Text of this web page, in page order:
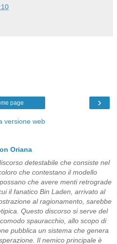
›
page
versione web
Oriana
detestabile che consiste nel
che contestano il modello
che avere menti retrograde
il fanatico Bin Laden, arrivato al
al ragionamento, sarebbe
Questo discorso si serve del
spauracchio, allo scopo di
pubblica un sistema che genera
Il nemico principale è